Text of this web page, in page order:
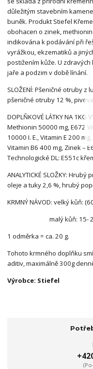
důležitým stavebním
buněk. Produkt Stiefel
obohacen o zinek,
indikována k podávání při
vyrážkou, ekzematiků a
postižením kůže. U
jaře a podzim v době línání.
SLOŽENÍ: Pšeničné otruby z
pšeničné otruby 12 %,
DOPLŇKOVÉ LÁTKY NA 1KG
Methionin 50000 mg, E672
10000 I. E., Vitamin E 200
Vitamin B6 400 mg, Zinek –
Technologické DL: E551c
ANALYTICKÉ SLOŽKY:
oleje a tuky 2,6 %, hrubý
KRMNÝ NÁVOD: velký kůň:
malý kůň: 15- 25
1 odměrka = ca. 20 g.
Tohoto krmného doplňku
aditiv, maximálně 300g
Výrobce: Stiefel